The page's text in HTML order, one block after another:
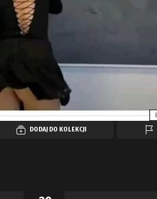
DODAJ DO KOLEKCJI